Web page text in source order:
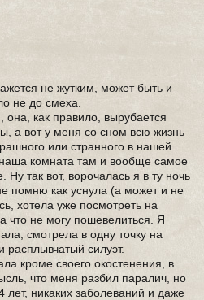
не жутким, может быть и
не до смеха.
как правило, вырубается
а вот у меня со сном всю жизнь
или странного в нашей
комната там и вообще самое
Ну так вот, ворочалась я в ту ночь
помню как уснула (а может и не
хотела уже посмотреть на
что не могу пошевелиться. Я
смотрела в одну точку на
расплывчатый силуэт.
кроме своего окостенения, в
что меня разбил паралич, но
лет, никаких заболеваний и даже